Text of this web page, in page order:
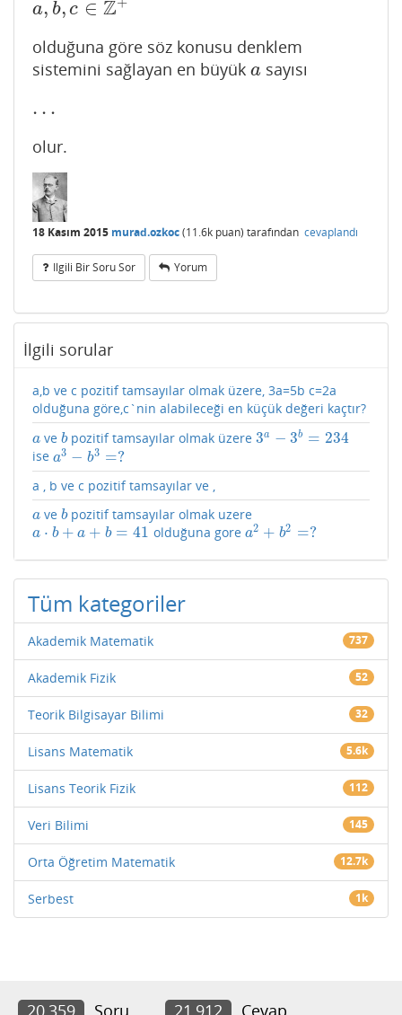
a, b, c ∈ Z
a,b,c ∈ Z+
olduğuna göre söz konusu denklem
sistemini sağlayan en büyük a
a sayısı
…
…
olur.
18 Kasım 2015 murad.ozkoc(11.6k puan) tarafından cevaplandı
Ilgili Bir Soru Sor Yorum
İlgili sorular
a,b ve c pozitif tamsayılar olmak üzere, 3a=5b c=2a
olduğuna göre,c`nin alabileceği en küçük değeri kaçtır?
a
ave b
bpozitif tamsayılar olmak üzere3a − 3b = 234
3a −3b=234
ise a3 − b3 =?
a3 −b 3=?
a , b ve c pozitif tamsayılar ve ,
a
ave b
bpozitif tamsayılar olmak uzere
a ⋅ b + a + b = 41
a⋅ b +a+b= 41 olduğuna gore a2 + b2 =?
a2 +b2=?
Tüm kategoriler
Akademik Matematik 737
Akademik Fizik 52
Teorik Bilgisayar Bilimi 32
Lisans Matematik 5.6k
Lisans Teorik Fizik 112
Veri Bilimi 145
Orta Öğretim Matematik 12.7k
Serbest 1k